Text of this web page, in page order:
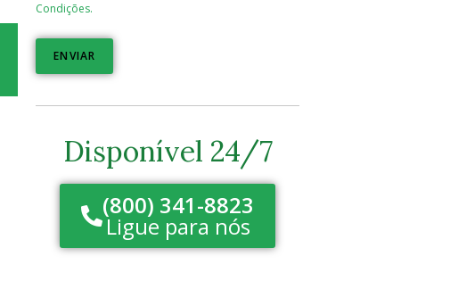
Condições.
ENVIAR
Disponível 24/7
(800) 341-8823
Ligue para nós